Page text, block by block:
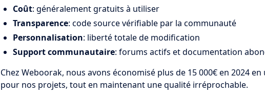
Coût: généralement gratuits à utiliser
Transparence: code source vérifiable par la communauté
Personnalisation: liberté totale de modification
Support communautaire: forums actifs et documentation
Chez Weboorak, nous avons économisé plus de 15 000€ en 2024
pour nos projets, tout en maintenant une qualité irréprochable.